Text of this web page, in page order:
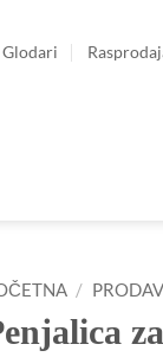
Glodari
/